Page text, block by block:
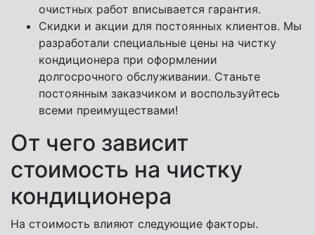
очистных работ вписывается гарантия.
Скидки и акции для постоянных клиентов. Мы
разработали специальные цены на чистку
кондиционера при оформлении
долгосрочного обслуживании. Станьте
постоянным заказчиком и воспользуйтесь
всеми преимуществами!
От чего зависит
стоимость на чистку
кондиционера
На стоимость влияют следующие факторы.